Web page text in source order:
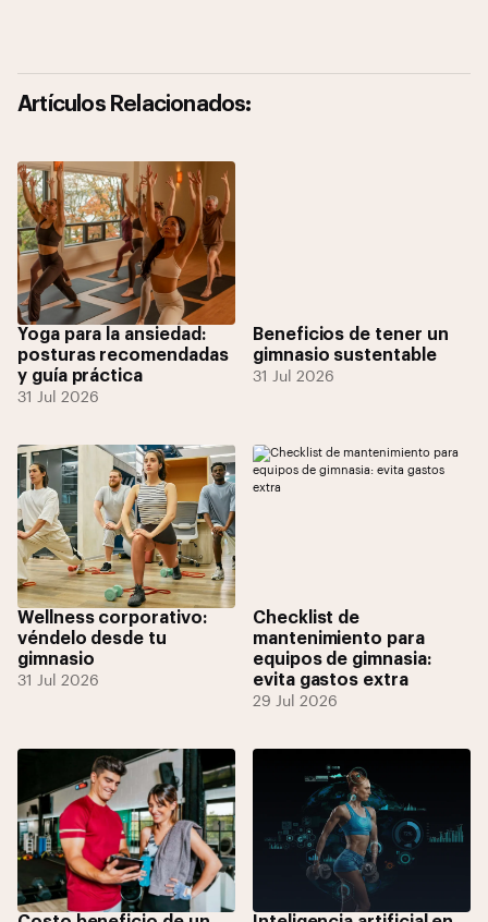
Artículos Relacionados:
Yoga para la ansiedad:
posturas recomendadas
y guía práctica
31 Jul 2026
Beneficios de tener un
gimnasio sustentable
31 Jul 2026
Wellness corporativo:
véndelo desde tu
gimnasio
31 Jul 2026
Checklist de
mantenimiento para
equipos de gimnasia:
evita gastos extra
29 Jul 2026